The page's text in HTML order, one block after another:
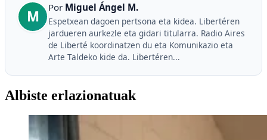
M
Por Miguel Ángel M.
Espetxean dagoen pertsona eta kidea. Libertéren
jardueren aurkezle eta gidari titularra. Radio Aires
de Liberté koordinatzen du eta Komunikazio eta
Arte Taldeko kide da. Libertéren...
Albiste erlazionatuak